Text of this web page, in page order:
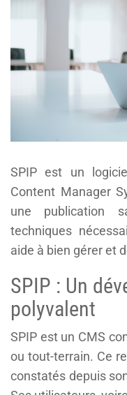
SPIP est un
Content Manager
une publication
techniques
aide à bien gérer et
SPIP : Un
polyvalent
SPIP est un CMS
ou tout-terrain. Ce
constatés depuis